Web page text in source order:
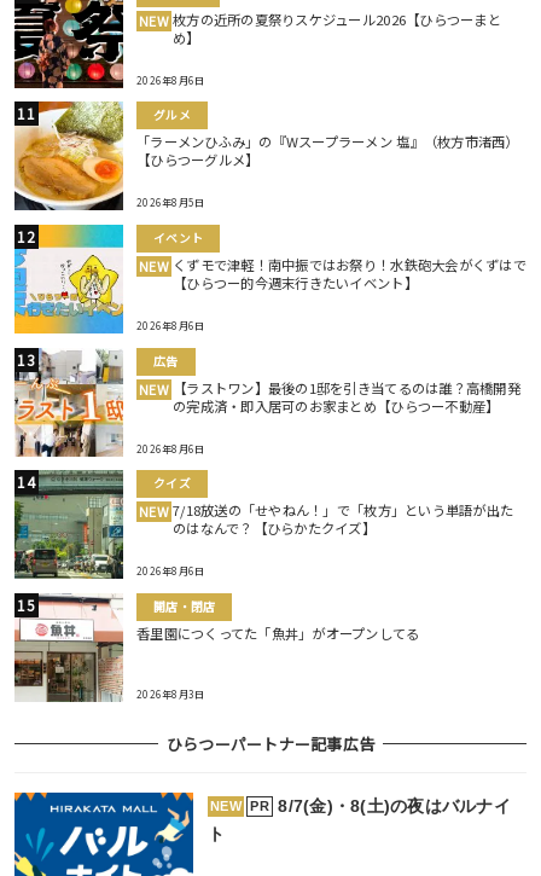
NEW 枚方の近所の夏祭りスケジュール2026【ひらつーまと
め】
2026年8月6日
グルメ
「ラーメンひふみ」の『Wスープラーメン 塩』（枚方市渚西）
【ひらつーグルメ】
2026年8月5日
イベント
NEW くずモで津軽！南中振ではお祭り！水鉄砲大会がくずはで
【ひらつー的今週末行きたいイベント】
2026年8月6日
広告
NEW
【ラストワン】最後の1邸を引き当てるのは誰？高橋開発
の完成済・即入居可のお家まとめ【ひらつー不動産】
2026年8月6日
クイズ
NEW 7/18放送の「せやねん！」で「枚方」という単語が出た
のはなんで？【ひらかたクイズ】
2026年8月6日
開店・閉店
香里園につくってた「魚丼」がオープンしてる
2026年8月3日
ひらつーパートナー記事広告
NEW PR
8/7(金)・8(土)の夜はバルナイ
ト